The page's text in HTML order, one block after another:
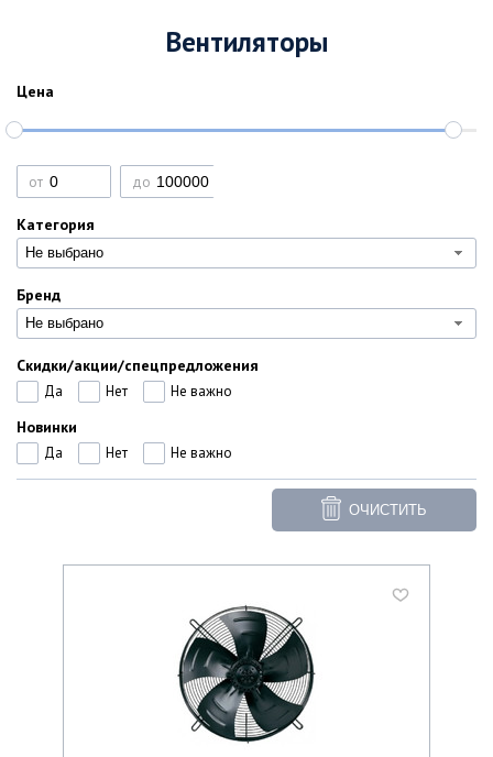
Вентиляторы
Цена
от до
Категория
Не выбрано
Бренд
Не выбрано
Скидки/акции/спецпредложения
Да Нет Не важно
Новинки
Да Нет Не важно
ОЧИСТИТЬ